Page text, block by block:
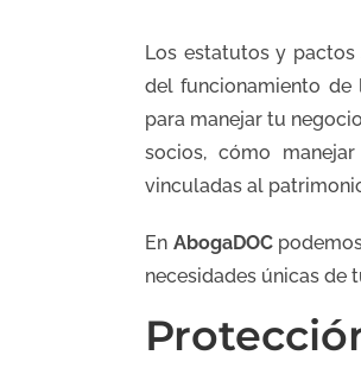
Los estatutos y
del funcionamiento de
para manejar tu
socios, cómo
vinculadas al
En AbogaDOC
necesidades únicas de